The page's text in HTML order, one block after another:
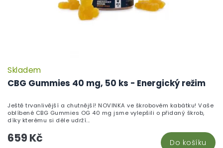
CBG Gummies 40 mg, 50 ks - Energický režim
Skladem
659 Kč Do košíku
Ještě trvanlivější a chutnější! NOVINKA ve škrobovém kabátku! Vaše
oblíbené CBG Gummies OG 40 mg jsme vylepšili o přidaný škrob,
díky kterému si déle udrží...